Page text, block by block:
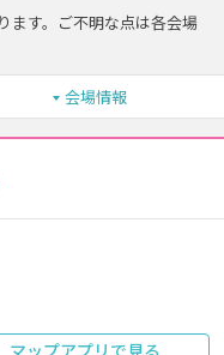
ます。ご不明な点は各会場
会場情報
マップアプリで見る